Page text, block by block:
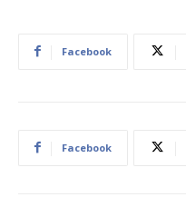
Facebook
Facebook